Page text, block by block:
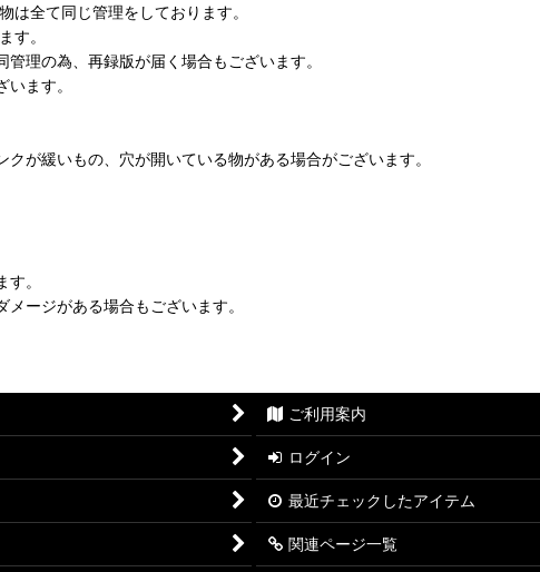
全て同じ管理をしております。
す。
理の為、再録版が届く場合もございます。
ます。
が緩いもの、穴が開いている物がある場合がございます。
。
ージがある場合もございます。
ご利用案内
ログイン
最近チェックしたアイテム
関連ページ一覧